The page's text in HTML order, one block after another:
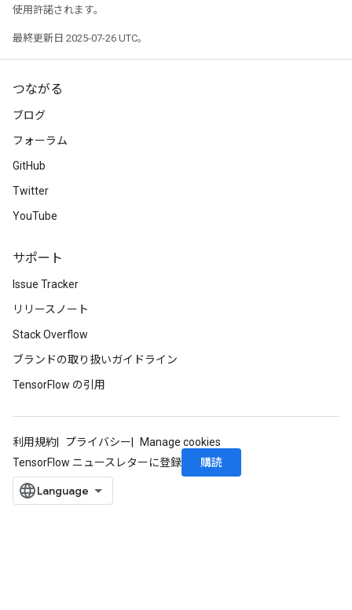
使用許諾されます。
最終更新日 2025-07-26 UTC。
つながる
ブログ
フォーラム
GitHub
Twitter
YouTube
サポート
Issue Tracker
リリースノート
Stack Overflow
ブランドの取り扱いガイドライン
TensorFlow の引用
利用規約 プライバシー
Manage cookies
TensorFlow ニュースレターに登録
購読